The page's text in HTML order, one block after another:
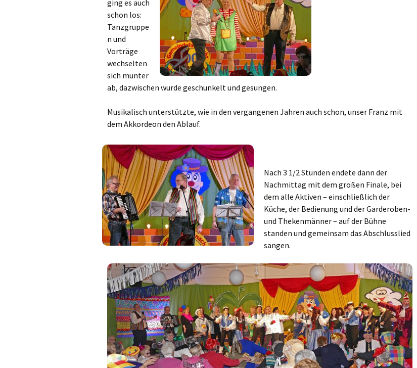
ging es auch
schon los:
Tanzgruppe
n und
Vorträge
wechselten
sich munter
ab, dazwischen wurde geschunkelt und gesungen.
Musikalisch unterstützte, wie in den vergangenen Jahren auch schon, unser Franz mit
dem Akkordeon den Ablauf.
Nach 3 1/2 Stunden endete dann der
Nachmittag mit dem großen Finale, bei
dem alle Aktiven – einschließlich der
Küche, der Bedienung und der Garderoben-
und Thekenmänner – auf der Bühne
standen und gemeinsam das Abschlusslied
sangen.